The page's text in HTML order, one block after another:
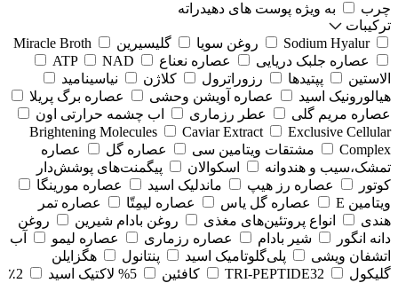
چرب
به ویژه پوست های دهیدراته
ترکیبات
Sodium Hyalur
روغن سویا گلیسیرین
Miracle Broth
عصاره جلبک دریایی
عصاره نعناع ATP
NAD
الاستین
پپتیدها رزوراترول کلاژن
⁠نیاسینامید
هیالورونیک اسید
عصاره آویشن وحشی
عصاره برگ پریلا
عصاره مریم گلی
عطر رزماری
اب چشمه حرارتی اون
Brightening Molecules
Caviar Extract
Exclusive Cellular
Complex
مشتقات ویتامین سی عصاره گل
عصاره
تمشک،سیب و هندوانه
اسکوالان
پیگمنت‌های پوشش‌دار
کوتور
عصاره رز هیپ ماندلیک اسید
عصاره مورینگا
ویتامین E
عصاره گل یاس عصاره لیمِتّا
عصاره تمر
هندی
انواع پروتئین‌های مغذی روغن بادام شیرین
روغن
دانه انگور
شیر بادام عصاره رزماری عصاره لیمو
آب
اتشفان ویشی
پلی‌گلوتامیک اسید پنتانول
هگزایلن
گلیکول
TRI-PEPTIDE32 کافئین 5% لاکتیک اسید
2٪